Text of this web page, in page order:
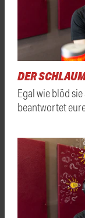
DER
Egal wie blöd
beantwortet